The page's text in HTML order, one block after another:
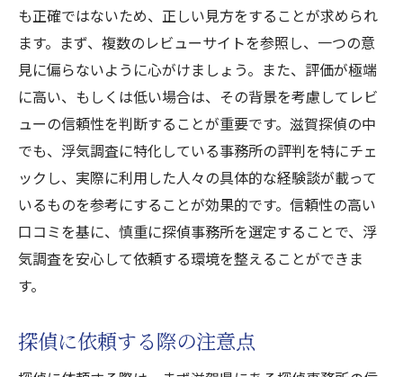
も正確ではないため、正しい見方をすることが求められ
ます。まず、複数のレビューサイトを参照し、一つの意
見に偏らないように心がけましょう。また、評価が極端
に高い、もしくは低い場合は、その背景を考慮してレビ
ューの信頼性を判断することが重要です。滋賀探偵の中
でも、浮気調査に特化している事務所の評判を特にチェ
ックし、実際に利用した人々の具体的な経験談が載って
いるものを参考にすることが効果的です。信頼性の高い
口コミを基に、慎重に探偵事務所を選定することで、浮
気調査を安心して依頼する環境を整えることができま
す。
探偵に依頼する際の注意点